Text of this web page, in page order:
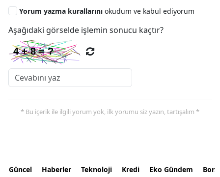
Yorum yazma kurallarını okudum ve kabul ediyorum
Aşağıdaki görselde işlemin sonucu kaçtır?
* Bu içerik ile ilgili yorum yok, ilk yorumu siz yazın, tartışalım *
Güncel Haberler Teknoloji Kredi Eko Gündem